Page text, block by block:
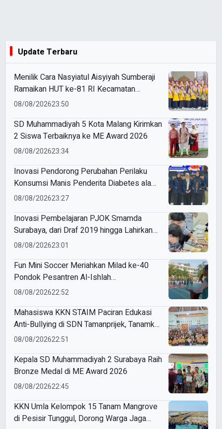
Update Terbaru
Menilik Cara Nasyiatul Aisyiyah Sumberaji
Ramaikan HUT ke-81 RI Kecamatan
Sukodadi
08/08/202623:50
SD Muhammadiyah 5 Kota Malang Kirimkan
2 Siswa Terbaiknya ke ME Award 2026
08/08/202623:34
Inovasi Pendorong Perubahan Perilaku
Konsumsi Manis Penderita Diabetes ala
Mahasiswa Unesa
08/08/202623:27
Inovasi Pembelajaran PJOK Smamda
Surabaya, dari Draf 2019 hingga Lahirkan
Modul Gizi Digital
08/08/202623:01
Fun Mini Soccer Meriahkan Milad ke-40
Pondok Pesantren Al-Ishlah
Sendangagung
08/08/202622:52
Mahasiswa KKN STAIM Paciran Edukasi
Anti-Bullying di SDN Tamanprijek, Tanamkan
Empati Sejak Dini
08/08/202622:51
Kepala SD Muhammadiyah 2 Surabaya Raih
Bronze Medal di ME Award 2026
08/08/202622:45
KKN Umla Kelompok 15 Tanam Mangrove
di Pesisir Tunggul, Dorong Warga Jaga